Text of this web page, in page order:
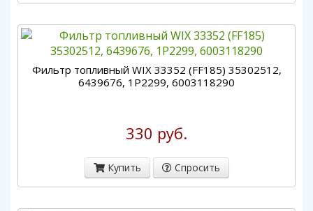
Фильтр топливный WIX 33352 (FF185) 35302512,
6439676, 1P2299, 6003118290
330 руб.
Купить Спросить